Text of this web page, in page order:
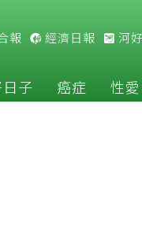
報 經濟日報 河
子 癌症 性愛